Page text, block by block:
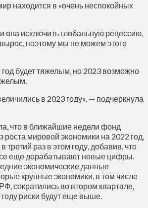
находится в «очень неспокойных
она исключить глобальную рецессию,
поэтому мы не можем этого
будет тяжелым, но 2023 возможно
в 2023 году», — подчеркнула
что в ближайшие недели фонд
роста мировой экономики на 2022 год,
третий раз в этом году, добавив, что
еще дорабатывают новые цифры.
экономические данные
крупные экономики, в том числе
сократились во втором квартале,
году риски будут еще выше.